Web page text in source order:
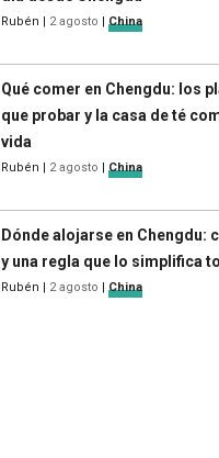
Rubén | 2 agosto | China
Qué comer en Chengdu: los
que probar y la casa de té
vida
Rubén | 2 agosto | China
Dónde alojarse en Chengdu:
y una regla que lo simplifica
Rubén | 2 agosto | China